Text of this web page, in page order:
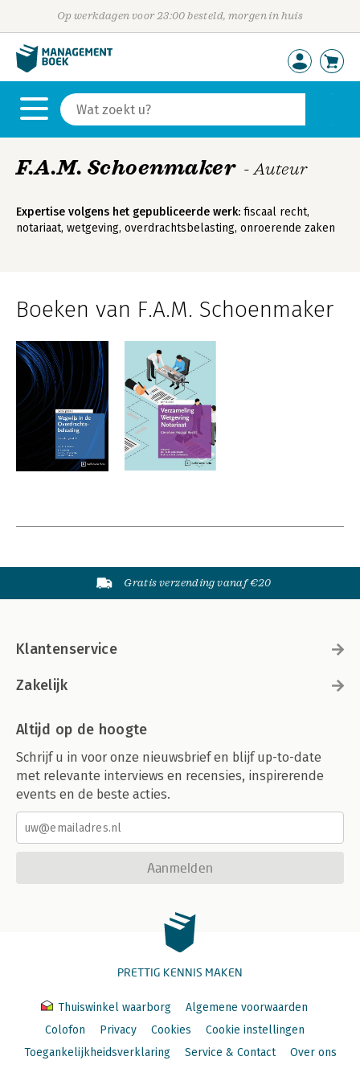
Op werkdagen voor 23:00 besteld, morgen in huis
F.A.M. Schoenmaker - Auteur
Expertise volgens het gepubliceerde werk: fiscaal recht,
notariaat, wetgeving, overdrachtsbelasting, onroerende zaken
Boeken van F.A.M. Schoenmaker
Gratis verzending vanaf €20
Klantenservice
Zakelijk
Altijd op de hoogte
Schrijf u in voor onze nieuwsbrief en blijf up-to-date
met relevante interviews en recensies, inspirerende
events en de beste acties.
Aanmelden
PRETTIG KENNIS MAKEN
Thuiswinkel waarborg
Algemene voorwaarden
Colofon
Privacy Cookies
Cookie instellingen
Toegankelijkheidsverklaring
Service & Contact Over ons